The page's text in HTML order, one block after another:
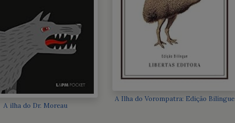
A ilha do Dr. Moreau
A Ilha do Vorompatra: Edição Bilíngue